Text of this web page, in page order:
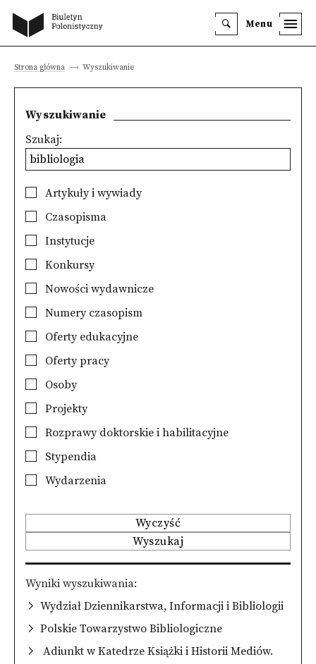
Menu
Strona główna Wyszukiwanie
Wyszukiwanie
Szukaj:
Artykuły i wywiady
Czasopisma
Instytucje
Konkursy
Nowości wydawnicze
Numery czasopism
Oferty edukacyjne
Oferty pracy
Osoby
Projekty
Rozprawy doktorskie i habilitacyjne
Stypendia
Wydarzenia
Wyczyść
Wyszukaj
Wyniki wyszukiwania
Wydział Dziennikarstwa, Informacji i Bibliologii
Polskie Towarzystwo Bibliologiczne
Adiunkt w Katedrze Książki i Historii Mediów.